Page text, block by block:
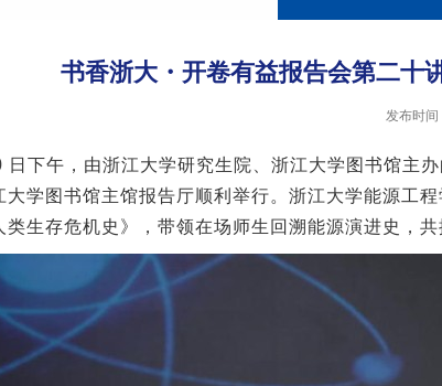
书香浙大・开卷有益报告会第二
发布时
日下午，由浙江大学研究生院、浙江大学图书馆主办
大学图书馆主馆报告厅顺利举行。浙江大学能源工
类生存危机史》，带领在场师生回溯能源演进史，共